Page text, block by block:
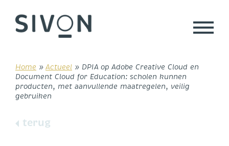
content
Home » Actueel » DPIA op Adobe Creative Cloud en
Document Cloud for Education: scholen kunnen
producten, met aanvullende maatregelen, veilig
gebruiken
terug